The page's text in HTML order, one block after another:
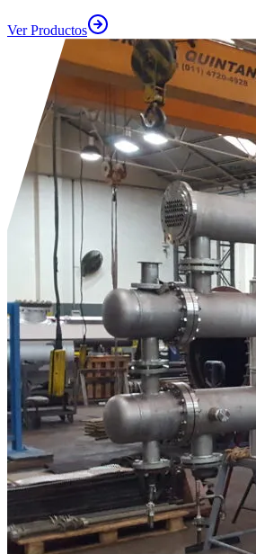
Ver Productos